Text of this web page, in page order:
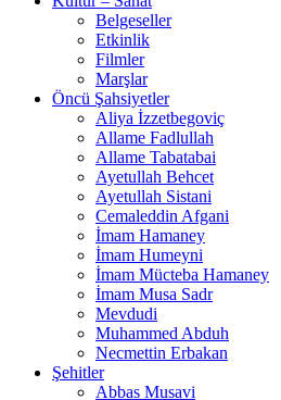
Belgeseller
Etkinlik
Filmler
Marşlar
Öncü Şahsiyetler
Aliya İzzetbegoviç
Allame Fadlullah
Allame Tabatabai
Ayetullah Behcet
Ayetullah Sistani
Cemaleddin Afgani
İmam Hamaney
İmam Humeyni
İmam Mücteba Hamaney
İmam Musa Sadr
Mevdudi
Muhammed Abduh
Necmettin Erbakan
Şehitler
Abbas Musavi